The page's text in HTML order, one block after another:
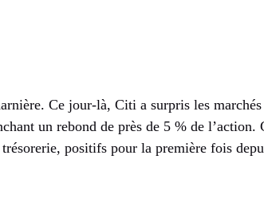
Ce jour-là, Citi a surpris les marchés
un rebond de près de 5 % de l’action.
positifs pour la première fois